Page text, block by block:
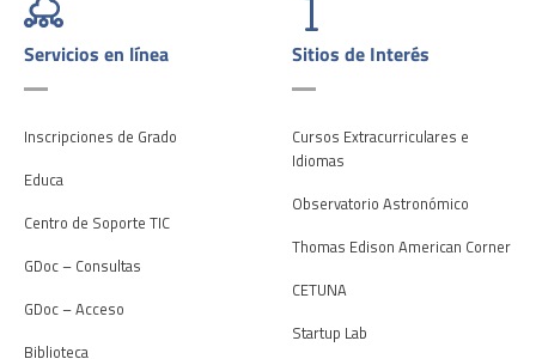
Servicios en línea
Inscripciones de Grado
Educa
Centro de Soporte TIC
GDoc – Consultas
GDoc – Acceso
Biblioteca
Sitios de Interés
Cursos Extracurriculares e
Idiomas
Observatorio Astronómico
Thomas Edison American Corner
CETUNA
Startup Lab